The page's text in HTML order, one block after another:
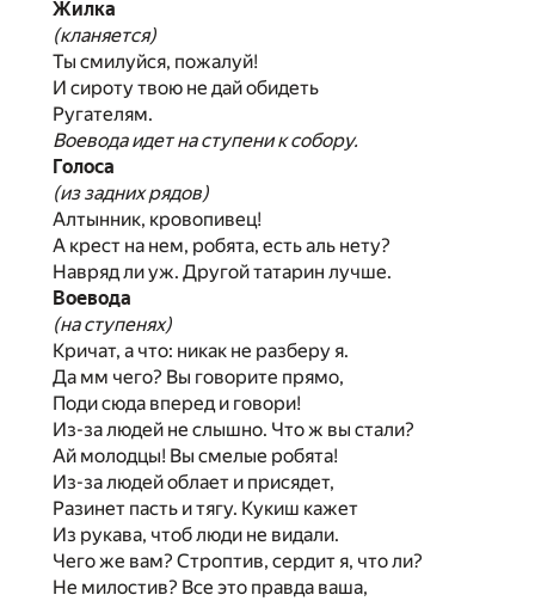
Жилка
(кланяется)
Ты смилуйся, пожалуй!
И сироту твою не дай обидеть
Ругателям.
Воевода идет на ступени к собору.
Голоса
(из задних рядов)
Алтынник, кровопивец!
А крест на нем, робята, есть аль нету?
Навряд ли уж. Другой татарин лучше.
Воевода
(на ступенях)
Кричат, а что: никак не разберу я.
Да мм чего? Вы говорите прямо,
Поди сюда вперед и говори!
Из-за людей не слышно. Что ж вы стали?
Ай молодцы! Вы смелые робята!
Из-за людей облает и присядет,
Разинет пасть и тягу. Кукиш кажет
Из рукава, чтоб люди не видали.
Чего же вам? Строптив, сердит я, что ли?
Не милостив? Все это правда ваша,